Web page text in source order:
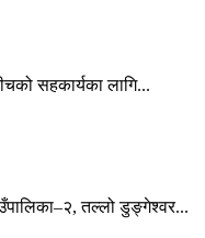
सहकार्यका लागि...
तल्लो डुङ्गेश्वर...